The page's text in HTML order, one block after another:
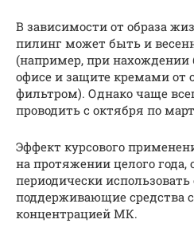
В зависимости от образа
пилинг может быть и
(например, при
офисе и защите кремами от
фильтром). Однако чаще
проводить с октября по
Эффект курсового
на протяжении целого года,
периодически
поддерживающие средства
концентрацией МК.